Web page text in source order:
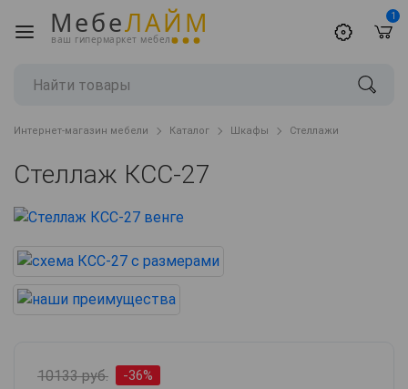
МебеЛАЙМ
ваш гипермаркет мебели
1
Интернет-магазин мебели Каталог Шкафы Стеллажи
Стеллаж КСС-27
10133 руб. -36%